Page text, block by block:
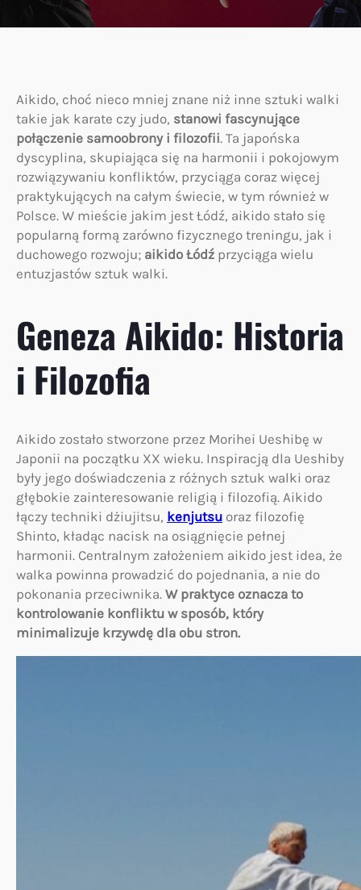
Aikido, choć nieco mniej znane niż inne sztuki walki
takie jak karate czy judo, stanowi fascynujące
połączenie samoobrony i filozofii. Ta japońska
dyscyplina, skupiająca się na harmonii i pokojowym
rozwiązywaniu konfliktów, przyciąga coraz więcej
praktykujących na całym świecie, w tym również w
Polsce. W mieście jakim jest Łódź, aikido stało się
popularną formą zarówno fizycznego treningu, jak i
duchowego rozwoju; aikido Łódź przyciąga wielu
entuzjastów sztuk walki.
Geneza Aikido: Historia
i Filozofia
Aikido zostało stworzone przez Morihei Ueshibę w
Japonii na początku XX wieku. Inspiracją dla Ueshiby
były jego doświadczenia z różnych sztuk walki oraz
głębokie zainteresowanie religią i filozofią. Aikido
łączy techniki dżiujitsu, kenjutsu oraz filozofię
Shinto, kładąc nacisk na osiągnięcie pełnej
harmonii. Centralnym założeniem aikido jest idea, że
walka powinna prowadzić do pojednania, a nie do
pokonania przeciwnika. W praktyce oznacza to
kontrolowanie konfliktu w sposób, który
minimalizuje krzywdę dla obu stron.